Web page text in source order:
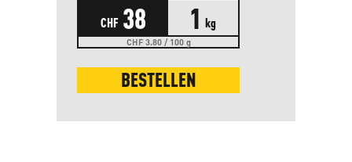
CHF 38 1 kg
CHF 3.80 / 100 g
BESTELLEN